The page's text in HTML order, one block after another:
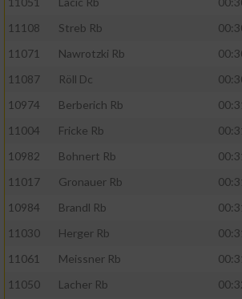
11108
Streb Rb
11071
Nawrotzki Rb
11087
Röll Dc
10974
Berberich Rb
11004
Fricke Rb
10982
Bohnert Rb
11017
Gronauer Rb
10984
Brandl Rb
11030
Herger Rb
11061
Meissner Rb
11050
Lacher Rb